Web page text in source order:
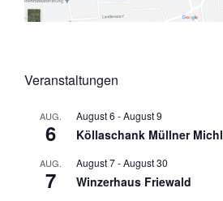
Veranstaltungen
AUG.
6
August 6 -August 9
Köllaschank Müllner Michl
AUG.
7
August 7-August 30
Winzerhaus Friewald